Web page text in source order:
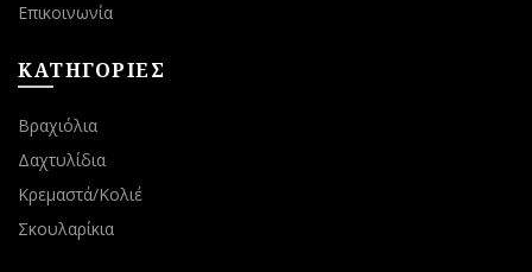
Επικοινωνία
ΚΑΤΗΓΟΡΙΕΣ
Βραχιόλια
Δαχτυλίδια
Κρεμαστά/Κολιέ
Σκουλαρίκια